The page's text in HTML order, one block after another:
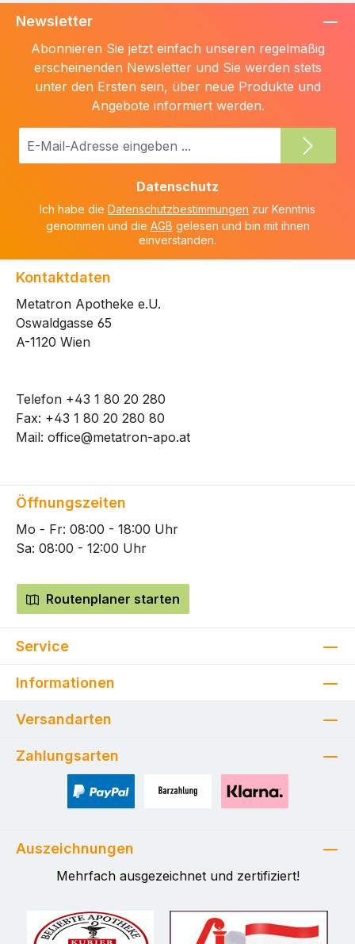
Newsletter
Abonnieren Sie jetzt einfach unseren regelmäßig
erscheinenden Newsletter und Sie werden stets
unter den Ersten sein, über neue Produkte und
Angebote informiert werden.
E-
Datenschutz
Ich habe die Datenschutzbestimmungen zur Kenntnis
genommen und die AGB gelesen und bin mit ihnen
einverstanden.
Kontaktdaten
Metatron Apotheke e.U.
Oswaldgasse 65
A-1120 Wien
Telefon +43 1 80 20 280
Fax: +43 1 80 20 280 80
Mail: office@metatron-apo.at
Öffnungszeiten
Mo - Fr: 08:00 - 18:00 Uhr
Sa: 08:00 - 12:00 Uhr
Routenplaner starten
Service
Informationen
Versandarten
Zahlungsarten
Auszeichnungen
Mehrfach ausgezeichnet und zertifiziert!